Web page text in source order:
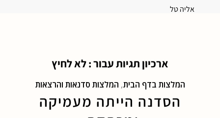
ארכיון תגיות עבור :לא לחיץ
המלצות בדף הבית, המלצות סדנאות והרצאות
הסדנה הייתה מעמיקה